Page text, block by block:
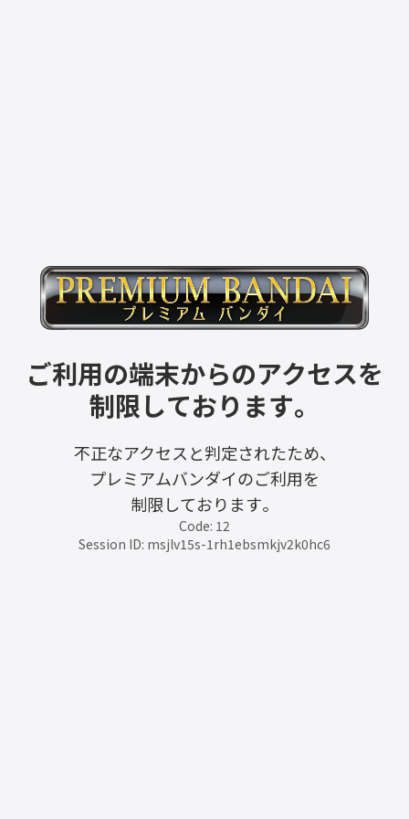
ご利用の端末からのアクセスを
制限しております。
不正なアクセスと判定されたため、
プレミアムバンダイのご利用を
制限しております。
Code: 12
Session ID: msjlv15s-1rh1ebsmkjv2k0hc6